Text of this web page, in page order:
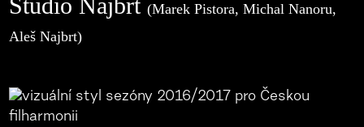
(Marek Pistora, Michal Nanoru,
Aleš Najbrt)